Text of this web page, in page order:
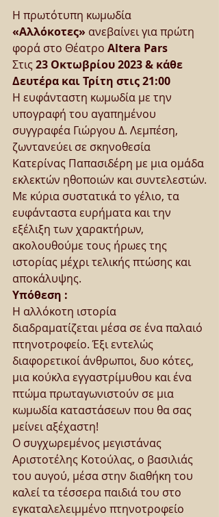
Η πρωτότυπη κωμωδία
«Αλλόκοτες» ανεβαίνει για πρώτη
φορά στο Θέατρο Altera Pars
Στις 23 Οκτωβρίου 2023 & κάθε
Δευτέρα και Τρίτη στις 21:00
Η ευφάνταστη κωμωδία με την
υπογραφή του αγαπημένου
συγγραφέα Γιώργου Δ. Λεμπέση,
ζωντανεύει σε σκηνοθεσία
Κατερίνας Παπασιδέρη με μια ομάδα
εκλεκτών ηθοποιών και συντελεστών.
Με κύρια συστατικά το γέλιο, τα
ευφάνταστα ευρήματα και την
εξέλιξη των χαρακτήρων,
ακολουθούμε τους ήρωες της
ιστορίας μέχρι τελικής πτώσης και
αποκάλυψης.
Υπόθεση :
Η αλλόκοτη ιστορία
διαδραματίζεται μέσα σε ένα παλαιό
πτηνοτροφείο. Έξι εντελώς
διαφορετικοί άνθρωποι, δυο κότες,
μια κούκλα εγγαστρίμυθου και ένα
πτώμα πρωταγωνιστούν σε μια
κωμωδία καταστάσεων που θα σας
μείνει αξέχαστη!
Ο συγχωρεμένος μεγιστάνας
Αριστοτέλης Κοτούλας, ο βασιλιάς
του αυγού, μέσα στην διαθήκη του
καλεί τα τέσσερα παιδιά του στο
εγκαταλελειμμένο πτηνοτροφείο